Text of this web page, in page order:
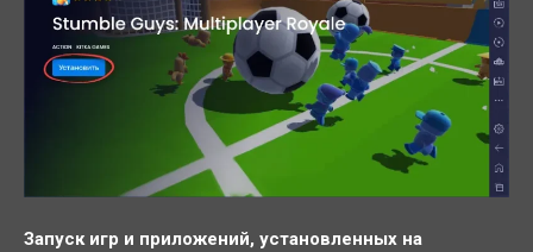
Запуск игр и приложений, установленных на